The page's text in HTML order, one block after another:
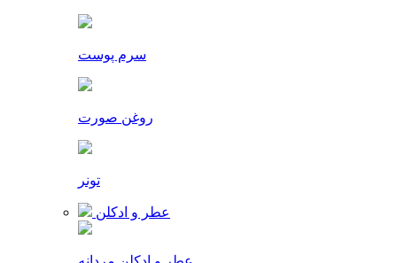
سرم پوست
روغن صورت
تونر
عطر و ادکلن